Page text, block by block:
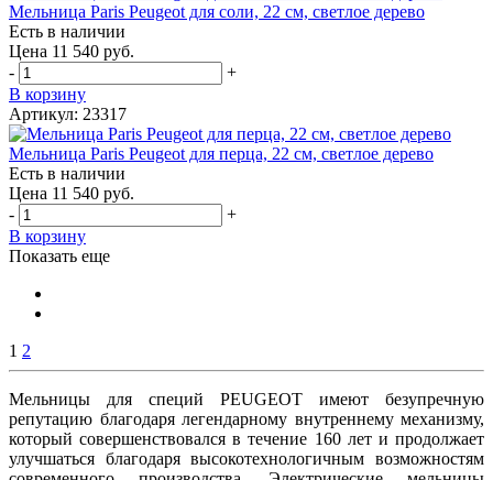
Мельница Paris Peugeot для соли, 22 см, светлое дерево
Есть в наличии
Цена 11 540 руб.
-
+
В корзину
Артикул: 23317
Мельница Paris Peugeot для перца, 22 см, светлое дерево
Есть в наличии
Цена 11 540 руб.
-
+
В корзину
Показать еще
1 2
Мельницы для специй PEUGEOT имеют безупречную
репутацию благодаря легендарному внутреннему механизму,
который совершенствовался в течение 160 лет и продолжает
улучшаться благодаря высокотехнологичным возможностям